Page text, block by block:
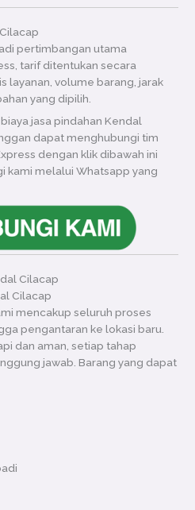
pertimbangan utama
tarif ditentukan secara
layanan, volume barang, jarak
yang dipilih.
jasa pindahan Kendal
dapat menghubungi tim
dengan klik dibawah ini
kami melalui Whatsapp yang
Cilacap
Cilacap
mencakup seluruh proses
pengantaran ke lokasi baru.
dan aman, setiap tahap
jawab. Barang yang dapat